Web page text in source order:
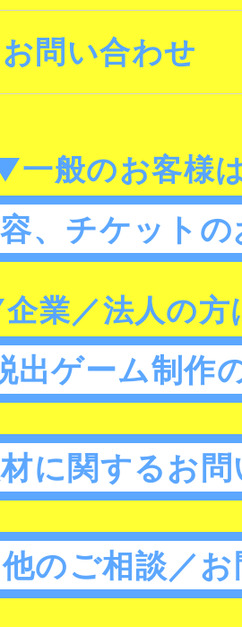
問い合わせ
一般のお客様
、チケット
業／法人の方
出ゲーム制作
に関するお
のご相談／